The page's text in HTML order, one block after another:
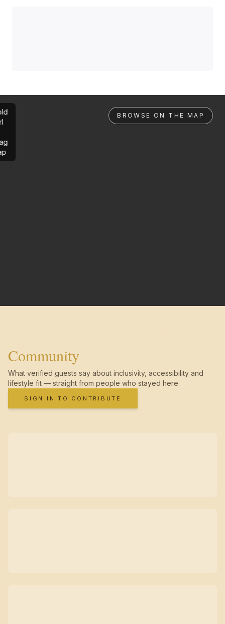
BROWSE ON THE MAP
Community
What verified guests say about inclusivity, accessibility and
lifestyle fit — straight from people who stayed here.
SIGN IN TO CONTRIBUTE